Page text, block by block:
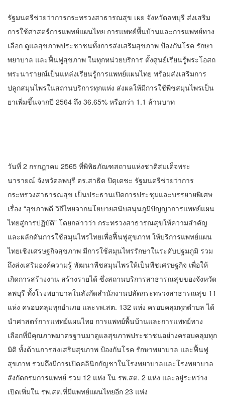
รัฐมนตรีช่วยว่าการกระทรวงสาธารณสุข เผย จังหวัดลพบุรี ส่งเสริม
การใช้ศาสตร์การแพทย์แผนไทย การแพทย์พื้นบ้านและการแพทย์ทาง
เลือก ดูแลสุขภาพประชาชนทั้งการส่งเสริมสุขภาพ ป้องกันโรค รักษา
พยาบาล และฟื้นฟูสุขภาพ ในทุกหน่วยบริการ ตั้งศูนย์เรียนรู้พระโอสถ
พระนารายณ์เป็นแหล่งเรียนรู้การแพทย์แผนไทย พร้อมส่งเสริมการ
ปลูกสมุนไพรในสถานบริการทุกแห่ง ส่งผลให้มีการใช้พืชสมุนไพรเป็น
ยาเพิ่มขึ้นจากปี 2564 ถึง 36.65% หรือกว่า 1.1 ล้านบาท
วันที่ 2 กรกฎาคม 2565 ที่พิพิธภัณฑสถานแห่งชาติสมเด็จพระ
นารายณ์ จังหวัดลพบุรี ดร.สาธิต ปิตุเตชะ รัฐมนตรีช่วยว่าการ
กระทรวงสาธารณสุข เป็นประธานเปิดการประชุมและบรรยายพิเศษ
เรื่อง “สุขภาพดี วิถีไทยจากนโยบายสนับสนุนภูมิปัญญาการแพทย์แผน
ไทยสู่การปฏิบัติ” โดยกล่าวว่า กระทรวงสาธารณสุขให้ความสำคัญ
และผลักดันการใช้สมุนไพรไทยเพื่อฟื้นฟูสุขภาพ ให้บริการแพทย์แผน
ไทยเชิงเศรษฐกิจสุขภาพ มีการใช้สมุนไพรรักษาในระดับปฐมภูมิ รวม
ถึงส่งเสริมองค์ความรู้ พัฒนาพืชสมุนไพรให้เป็นพืชเศรษฐกิจ เพื่อให้
เกิดการสร้างงาน สร้างรายได้ ซึ่งสถานบริการสาธารณสุขของจังหวัด
ลพบุรี ทั้งโรงพยาบาลในสังกัดสำนักงานปลัดกระทรวงสาธารณสุข 11
แห่ง ครอบคลุมทุกอำเภอ และรพ.สต. 132 แห่ง ครอบคลุมทุกตำบล ได้
นำศาสตร์การแพทย์แผนไทย การแพทย์พื้นบ้านและการแพทย์ทาง
เลือกที่มีคุณภาพมาตรฐานมาดูแลสุขภาพประชาชนอย่างครอบคลุมทุก
มิติ ทั้งด้านการส่งเสริมสุขภาพ ป้องกันโรค รักษาพยาบาล และฟื้นฟู
สุขภาพ รวมถึงมีการเปิดคลินิกกัญชาในโรงพยาบาลและโรงพยาบาล
สังกัดกรมการแพทย์ รวม 12 แห่ง ใน รพ.สต. 2 แห่ง และอยู่ระหว่าง
เปิดเพิ่มใน รพ.สต.ที่มีแพทย์แผนไทยอีก 23 แห่ง